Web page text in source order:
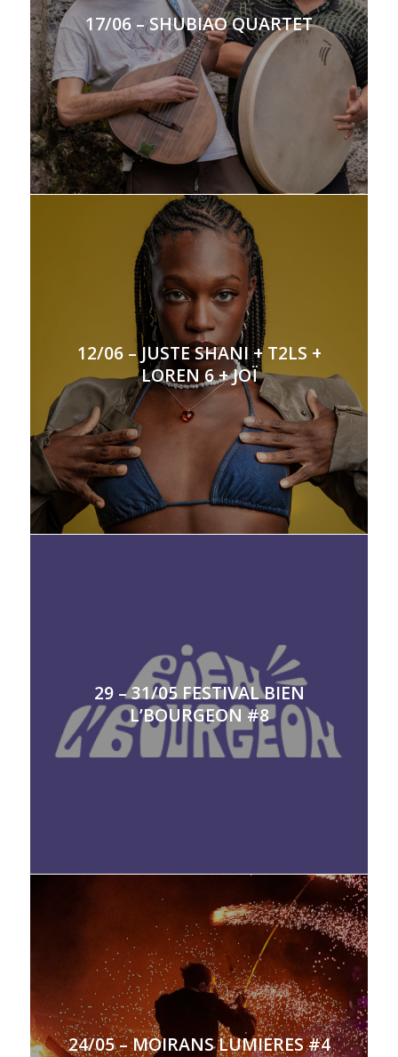
17/06 – SHUBIAO QUARTET
12/06 – JUSTE SHANI + T2LS +
LOREN 6 + JOÏ
29 – 31/05 FESTIVAL BIEN
L’BOURGEON #8
24/05 – MOIRANS LUMIERES #4